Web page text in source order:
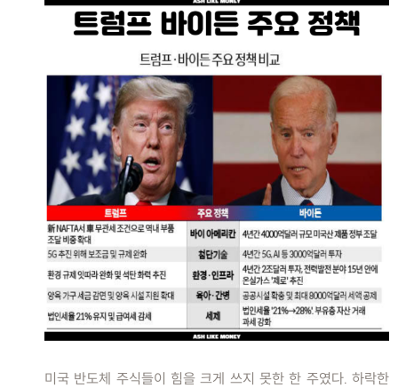
미국 반도체 주식들이 힘을 크게 쓰지 못한 한 주였다. 하락한